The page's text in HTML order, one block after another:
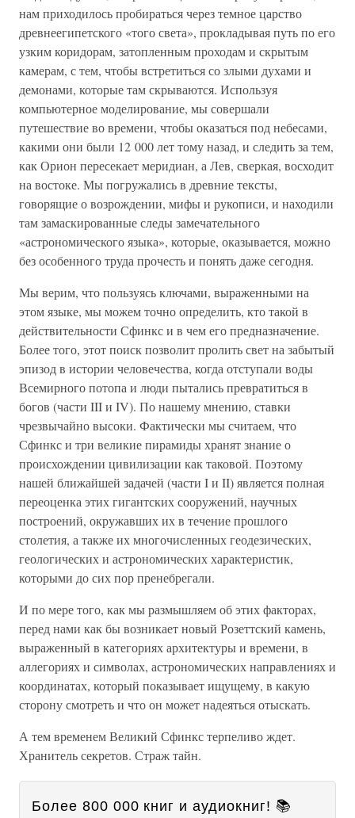
нам приходилось пробираться через темное царство
древнеегипетского «того света», прокладывая путь по его
узким коридорам, затопленным проходам и скрытым
камерам, с тем, чтобы встретиться со злыми духами и
демонами, которые там скрываются. Используя
компьютерное моделирование, мы совершали
путешествие во времени, чтобы оказаться под небесами,
какими они были 12 000 лет тому назад, и следить за тем,
как Орион пересекает меридиан, а Лев, сверкая, восходит
на востоке. Мы погружались в древние тексты,
говорящие о возрождении, мифы и рукописи, и находили
там замаскированные следы замечательного
«астрономического языка», которые, оказывается, можно
без особенного труда прочесть и понять даже сегодня.
Мы верим, что пользуясь ключами, выраженными на
этом языке, мы можем точно определить, кто такой в
действительности Сфинкс и в чем его предназначение.
Более того, этот поиск позволит пролить свет на забытый
эпизод в истории человечества, когда отступали воды
Всемирного потопа и люди пытались превратиться в
богов (части III и IV). По нашему мнению, ставки
чрезвычайно высоки. Фактически мы считаем, что
Сфинкс и три великие пирамиды хранят знание о
происхождении цивилизации как таковой. Поэтому
нашей ближайшей задачей (части I и II) является полная
переоценка этих гигантских сооружений, научных
построений, окружавших их в течение прошлого
столетия, а также их многочисленных геодезических,
геологических и астрономических характеристик,
которыми до сих пор пренебрегали.
И по мере того, как мы размышляем об этих факторах,
перед нами как бы возникает новый Розеттский камень,
выраженный в категориях архитектуры и времени, в
аллегориях и символах, астрономических направлениях и
координатах, который показывает ищущему, в какую
сторону смотреть и что он может надеяться отыскать.
А тем временем Великий Сфинкс терпеливо ждет.
Хранитель секретов. Страж тайн.
Более 800 000 книг и аудиокниг! 📚